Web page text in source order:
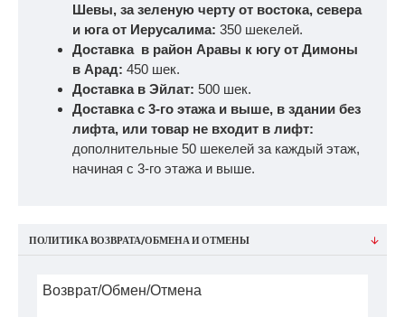
Шевы, за зеленую черту от востока, севера
и юга от Иерусалима: 350 шекелей.
Доставка в район Аравы к югу от Димоны
в Арад: 450 шек.
Доставка в Эйлат: 500 шек.
Доставка с 3-го этажа и выше, в здании без
лифта, или товар не входит в лифт:
дополнительные 50 шекелей за каждый этаж,
начиная с 3-го этажа и выше.
ПОЛИТИКА ВОЗВРАТА/ОБМЕНА И ОТМЕНЫ
Возврат/Обмен/Отмена